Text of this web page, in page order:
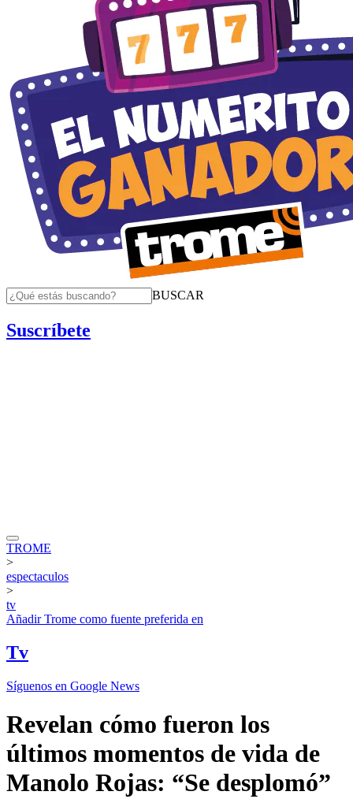
BUSCAR
Suscríbete
TROME
>
espectaculos
>
tv
AñadirTrome como fuente preferida en
Tv
Síguenos en Google News
Revelan cómo fueron los
últimos momentos de vida de
Manolo Rojas: “Se desplomó”